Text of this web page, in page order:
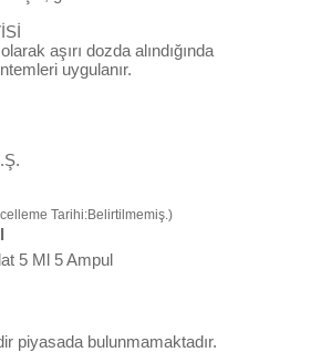
aşırı dozda alındığında
uygulanır.
Tarihi:Belirtilmemiş.)
piyasada bulunmamaktadır.